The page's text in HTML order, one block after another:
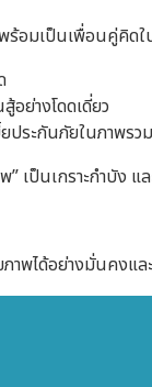
ร้อมเป็นเพื่อนคู่คิดใ
ย่างโดดเดี่ยว
ประกันภัยในภาพรวม
เป็นเกราะกำบัง แล
าพได้อย่างมั่นคงแล